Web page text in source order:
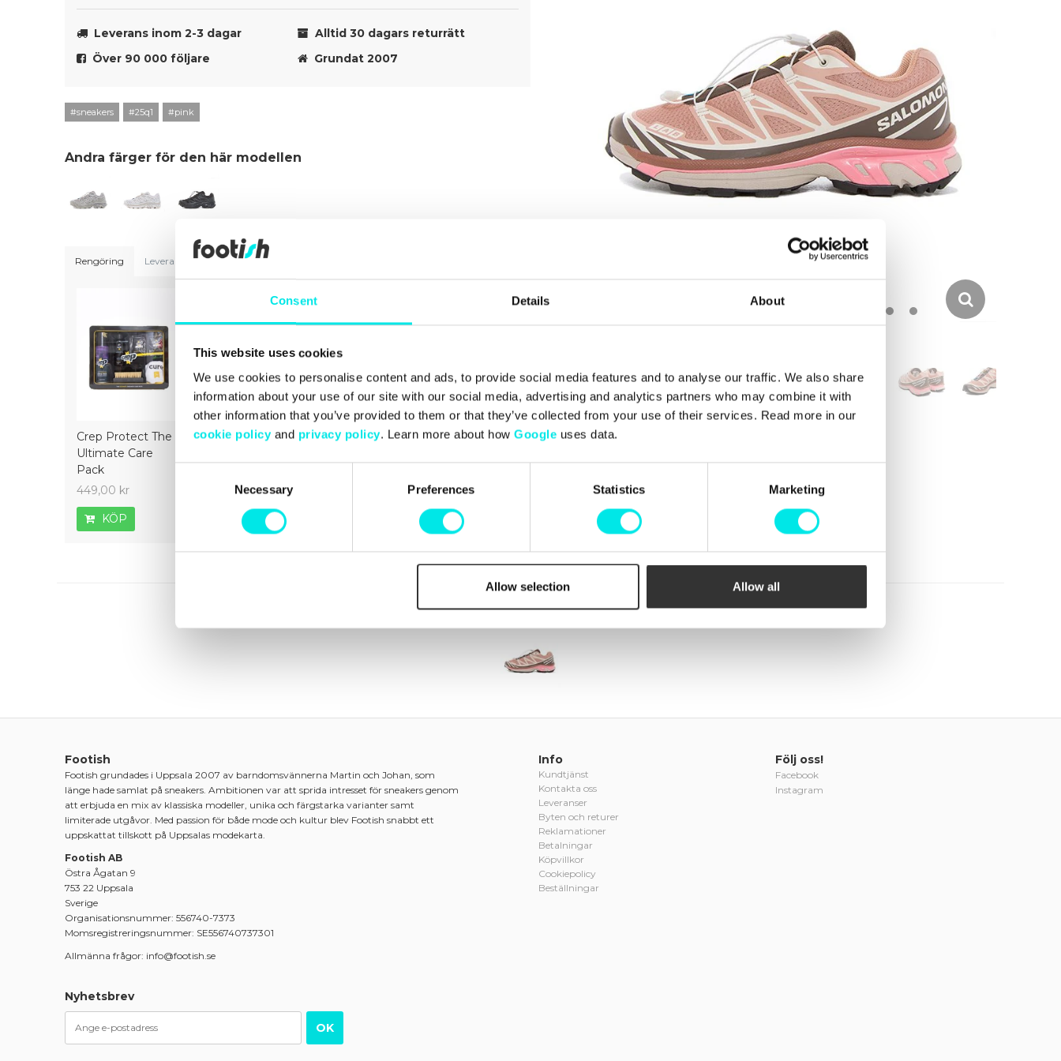
Consent Details About
This website uses cookies
We use cookies to personalise content and ads, to provide social media features and to analyse our traffic. We also share
information about your use of our site with our social media, advertising and analytics partners who may combine it with
other information that you’ve provided to them or that they’ve collected from your use of their services. Read more in our
cookie policy and privacy policy. Learn more about how Google uses data.
Necessary Preferences Statistics Marketing
Allow selection Allow all
Leverans inom 2-3 dagar
Alltid 30 dagars returrätt
Över 90 000 följare
Grundat 2007
#sneakers #25q1 #pink
Andra färger för den här modellen
Rengöring Leveranser Storleksguide
Crep Protect The
Ultimate Care
Pack
449,00 kr
KÖP
Crep Protect Mark
169,00 kr
Crep Protect The
Nyligen besökta produkter (rensa)
Footish
Footish grundades i Uppsala 2007 av barndomsvännerna Martin och Johan, som
länge hade samlat på sneakers. Ambitionen var att sprida intresset för sneakers genom
att erbjuda en mix av klassiska modeller, unika och färgstarka varianter samt
limiterade utgåvor. Med passion för både mode och kultur blev Footish snabbt ett
uppskattat tillskott på Uppsalas modekarta.
Footish AB
Östra Ågatan 9
753 22 Uppsala
Sverige
Organisationsnummer: 556740-7373
Momsregistreringsnummer: SE556740737301
Allmänna frågor: info@footish.se
Info
Kundtjänst
Kontakta oss
Leveranser
Byten och returer
Reklamationer
Betalningar
Köpvillkor
Cookiepolicy
Beställningar
Följ oss!
Facebook
Instagram
Nyhetsbrev
OK